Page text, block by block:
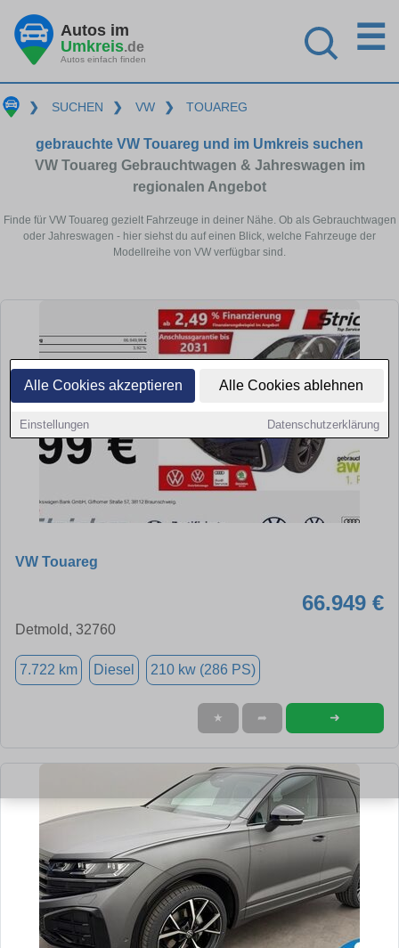
Alle Cookies akzeptieren Alle Cookies ablehnen
Einstellungen Datenschutzerklärung
Autos im
Umkreis.de
Autos einfach finden
☰
❯ SUCHEN ❯ VW ❯ TOUAREG
gebrauchte VW Touareg und im Umkreis suchen
VW Touareg Gebrauchtwagen & Jahreswagen im
regionalen Angebot
Finde für VW Touareg gezielt Fahrzeuge in deiner Nähe. Ob als Gebrauchtwagen
oder Jahreswagen - hier siehst du auf einen Blick, welche Fahrzeuge der
Modellreihe von VW verfügbar sind.
VW Touareg
66.949 €
Detmold, 32760
7.722 km Diesel 210 kw (286 PS)
★ ➦ ➜